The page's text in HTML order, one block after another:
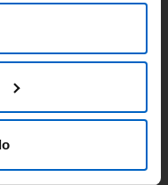
o retirar su
página.
– the view from